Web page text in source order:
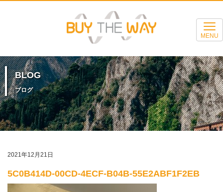
MENU
BLOG
ブログ
2021年12月21日
5C0B414D-00CD-4ECF-B04B-55E2ABF1F2EB